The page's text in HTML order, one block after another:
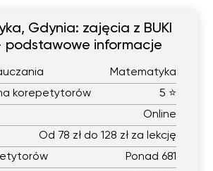
Gdynia: zajęcia z BUKI
podstawowe informacje
Matematyka
korepetytorów
5 ⭐
Online
Od 78 zł do 128 zł za lekcję
Ponad 681